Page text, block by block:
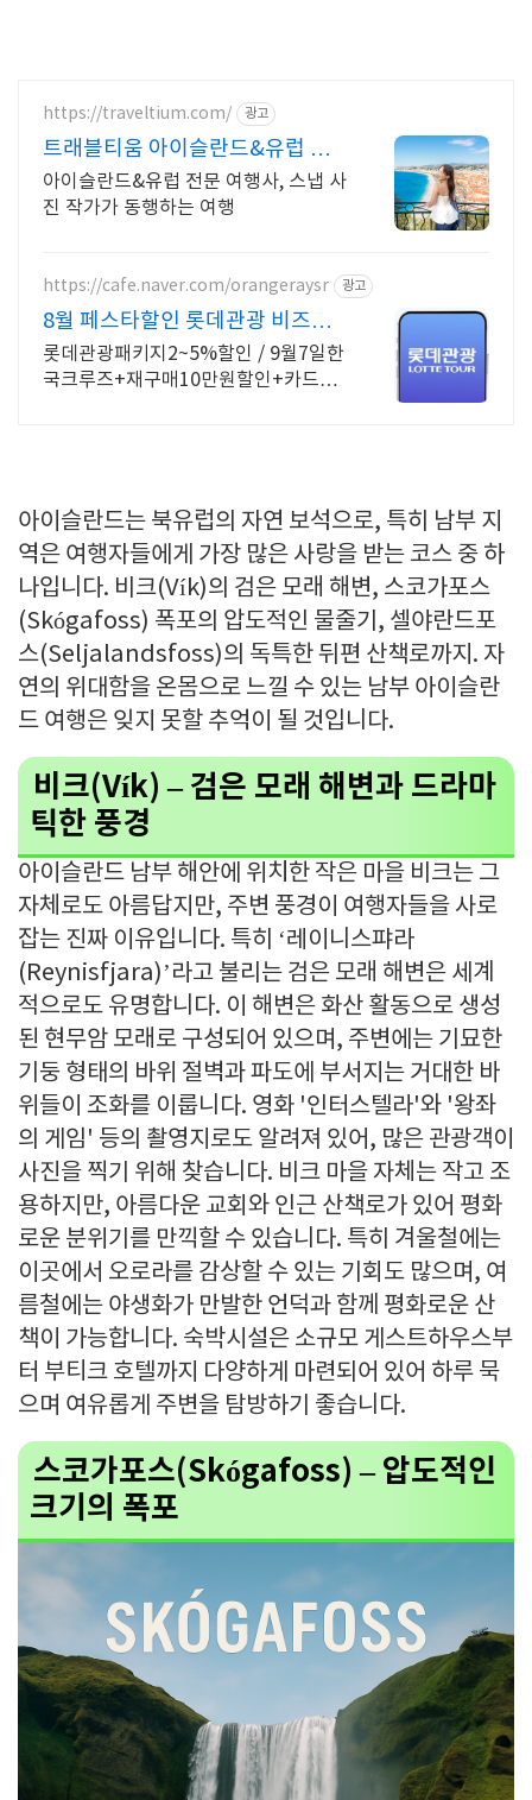
https://traveltium.com/ 광고
트래블티움 아이슬란드&유럽 전
문 여행사
아이슬란드&유럽 전문 여행사, 스냅 사
진 작가가 동행하는 여행
https://cafe.naver.com/orangeraysr 광고
8월 페스타할인 롯데관광 비즈니
스특가 크루즈특가
롯데관광패키지2~5%할인 / 9월7일한
국크루즈+재구매10만원할인+카드
아이슬란드는 북유럽의 자연 보석으로, 특히 남부 지
역은 여행자들에게 가장 많은 사랑을 받는 코스 중 하
나입니다. 비크(Vík)의 검은 모래 해변, 스코가포스
(Skógafoss) 폭포의 압도적인 물줄기, 셀야란드포
스(Seljalandsfoss)의 독특한 뒤편 산책로까지. 자
연의 위대함을 온몸으로 느낄 수 있는 남부 아이슬란
드 여행은 잊지 못할 추억이 될 것입니다.
비크(Vík) – 검은 모래 해변과 드라마
틱한 풍경
아이슬란드 남부 해안에 위치한 작은 마을 비크는 그
자체로도 아름답지만, 주변 풍경이 여행자들을 사로
잡는 진짜 이유입니다. 특히 ‘레이니스퍄라
(Reynisfjara)’라고 불리는 검은 모래 해변은 세계
적으로도 유명합니다. 이 해변은 화산 활동으로 생성
된 현무암 모래로 구성되어 있으며, 주변에는 기묘한
기둥 형태의 바위 절벽과 파도에 부서지는 거대한 바
위들이 조화를 이룹니다. 영화 '인터스텔라'와 '왕좌
의 게임' 등의 촬영지로도 알려져 있어, 많은 관광객이
사진을 찍기 위해 찾습니다. 비크 마을 자체는 작고 조
용하지만, 아름다운 교회와 인근 산책로가 있어 평화
로운 분위기를 만끽할 수 있습니다. 특히 겨울철에는
이곳에서 오로라를 감상할 수 있는 기회도 많으며, 여
름철에는 야생화가 만발한 언덕과 함께 평화로운 산
책이 가능합니다. 숙박시설은 소규모 게스트하우스부
터 부티크 호텔까지 다양하게 마련되어 있어 하루 묵
으며 여유롭게 주변을 탐방하기 좋습니다.
스코가포스(Skógafoss) – 압도적인
크기의 폭포